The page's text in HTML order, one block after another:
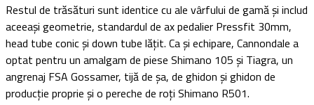
Restul de trăsături sunt identice cu ale vârfului de gamă și includ
aceeași geometrie, standardul de ax pedalier Pressfit 30mm,
head tube conic și down tube lățit. Ca și echipare, Cannondale a
optat pentru un amalgam de piese Shimano 105 și Tiagra, un
angrenaj FSA Gossamer, tijă de șa, de ghidon și ghidon de
producție proprie și o pereche de roți Shimano R501.